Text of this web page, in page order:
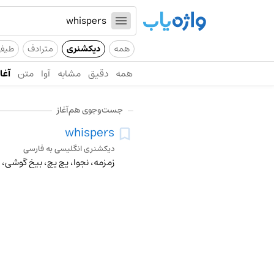
همه دیکشنری مترادف
همه دقیق مشابه آوا متن
جست‌وجوی هم‌آغاز
whispers
دیکشنری انگلیسی به فارسی
زمزمه، نجوا، پچ پچ، بیخ